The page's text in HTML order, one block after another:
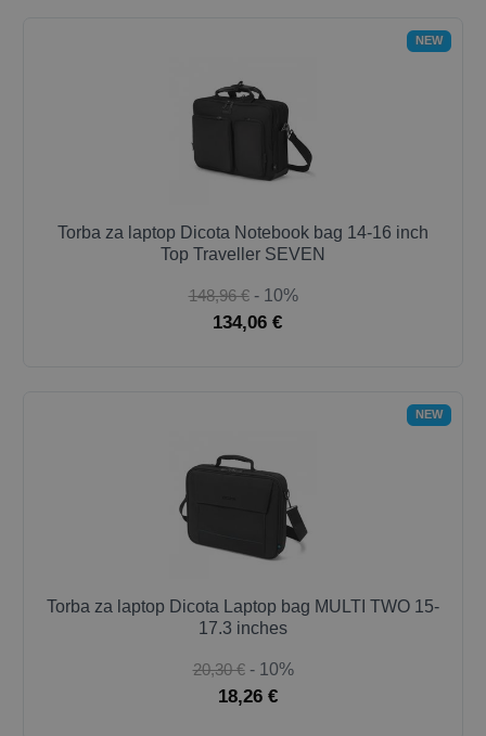
NEW
Torba za laptop Dicota Notebook bag 14-16 inch
Top Traveller SEVEN
148,96 € - 10%
134,06 €
NEW
Torba za laptop Dicota Laptop bag MULTI TWO 15-
17.3 inches
20,30 € - 10%
18,26 €